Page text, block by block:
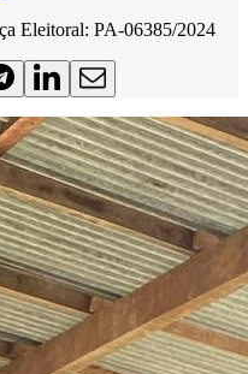
Eleitoral: PA-06385/2024